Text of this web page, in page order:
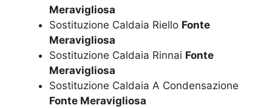
Meravigliosa
Sostituzione Caldaia Riello Fonte
Meravigliosa
Sostituzione Caldaia Rinnai Fonte
Meravigliosa
Sostituzione Caldaia A Condensazione
Fonte Meravigliosa